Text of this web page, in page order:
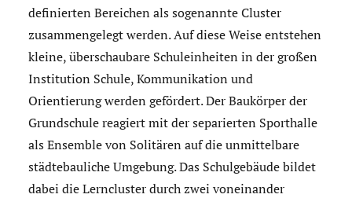
definierten Bereichen als sogenannte Cluster
zusammengelegt werden. Auf diese Weise entstehen
kleine, überschaubare Schuleinheiten in der großen
Institution Schule, Kommunikation und
Orientierung werden gefördert. Der Baukörper der
Grundschule reagiert mit der separierten Sporthalle
als Ensemble von Solitären auf die unmittelbare
städtebauliche Umgebung. Das Schulgebäude bildet
dabei die Lerncluster durch zwei voneinander